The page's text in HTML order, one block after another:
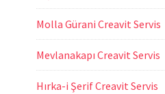
Molla Gürani Creavit Servis
Mevlanakapı Creavit Servis
Hırka-i Şerif Creavit Servis